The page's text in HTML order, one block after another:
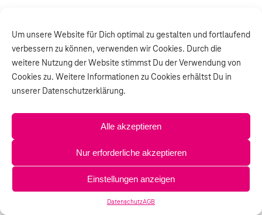
Um unsere Website für Dich optimal zu gestalten und fortlaufend
verbessern zu können, verwenden wir Cookies. Durch die
weitere Nutzung der Website stimmst Du der Verwendung von
Cookies zu. Weitere Informationen zu Cookies erhältst Du in
unserer Datenschutzerklärung.
Alle akzeptieren
Nur erforderliche akzeptieren
Einstellungen anzeigen
DatenschutzAGB